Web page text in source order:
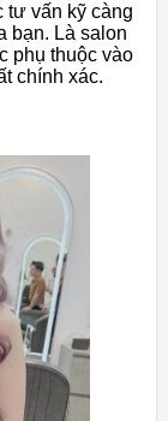
tư vấn kỹ càng
bạn. Là salon
phụ thuộc vào
chính xác.